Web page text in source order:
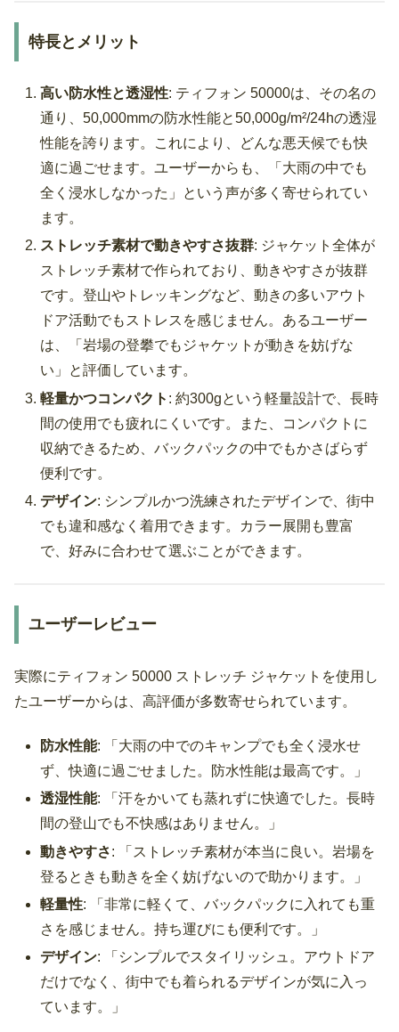
特長とメリット
高い防水性と透湿性: ティフォン 50000は、その名の
通り、50,000mmの防水性能と50,000g/m²/24hの透湿
性能を誇ります。これにより、どんな悪天候でも快
適に過ごせます。ユーザーからも、「大雨の中でも
全く浸水しなかった」という声が多く寄せられてい
ます。
ストレッチ素材で動きやすさ抜群: ジャケット全体が
ストレッチ素材で作られており、動きやすさが抜群
です。登山やトレッキングなど、動きの多いアウト
ドア活動でもストレスを感じません。あるユーザー
は、「岩場の登攀でもジャケットが動きを妨げな
い」と評価しています。
軽量かつコンパクト : 約300gという軽量設計で、長時
間の使用でも疲れにくいです。また、コンパクトに
収納できるため、バックパックの中でもかさばらず
便利です。
デザイン: シンプルかつ洗練されたデザインで、街中
でも違和感なく着用できます。カラー展開も豊富
で、好みに合わせて選ぶことができます。
ユーザーレビュー
実際にティフォン 50000 ストレッチ ジャケットを使用し
たユーザーからは、高評価が多数寄せられています。
防水性能: 「大雨の中でのキャンプでも全く浸水せ
ず、快適に過ごせました。防水性能は最高です。」
透湿性能: 「汗をかいても蒸れずに快適でした。長時
間の登山でも不快感はありません。」
動きやすさ: 「ストレッチ素材が本当に良い。岩場を
登るときも動きを全く妨げないので助かります。」
軽量性: 「非常に軽くて、バックパックに入れても重
さを感じません。持ち運びにも便利です。」
デザイン: 「シンプルでスタイリッシュ。アウトドア
だけでなく、街中でも着られるデザインが気に入っ
ています。」